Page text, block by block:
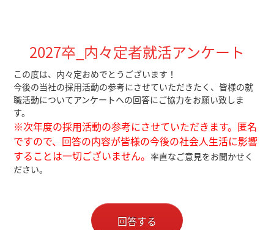
2027卒_内々定者就活アンケート
この度は、内々定おめでとうございます！
今後の当社の採用活動の参考にさせていただきたく、皆様の就
職活動についてアンケートへの回答にご協力をお願い致しま
す。
※次年度の採用活動の参考にさせていただきます。匿名
ですので、回答の内容が皆様の今後の社会人生活に影響
することは一切ございません。率直なご意見をお聞かせく
ださい。
回答する